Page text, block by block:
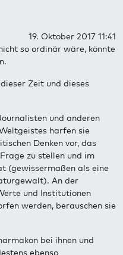
19. Oktober 2017 11:41
so ordinär wäre, könnte
Zeit und dieses
und anderen
harfen sie
Denken vor, das
zu stellen und im
(gewissermaßen als eine
An der
und Institutionen
werden, berauschen sie
bei ihnen und
ebenso